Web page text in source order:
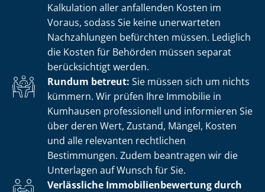
Kalkulation aller anfallenden Kosten im
Voraus, sodass Sie keine unerwarteten
Nachzahlungen befürchten müssen. Lediglich
die Kosten für Behörden müssen separat
berücksichtigt werden.
Rundum betreut: Sie müssen sich um nichts
kümmern. Wir prüfen Ihre Immobilie in
Kumhausen professionell und informieren Sie
über deren Wert, Zustand, Mängel, Kosten
und alle relevanten rechtlichen
Bestimmungen. Zudem beantragen wir die
Unterlagen auf Wunsch für Sie.
Verlässliche Im­mo­bi­li­en­be­wer­tung durch